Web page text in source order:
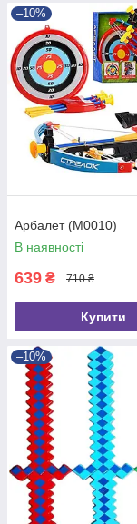
–10%
Арбалет (M0010)
В наявності
639 ₴ 710 ₴
Купити
–10%